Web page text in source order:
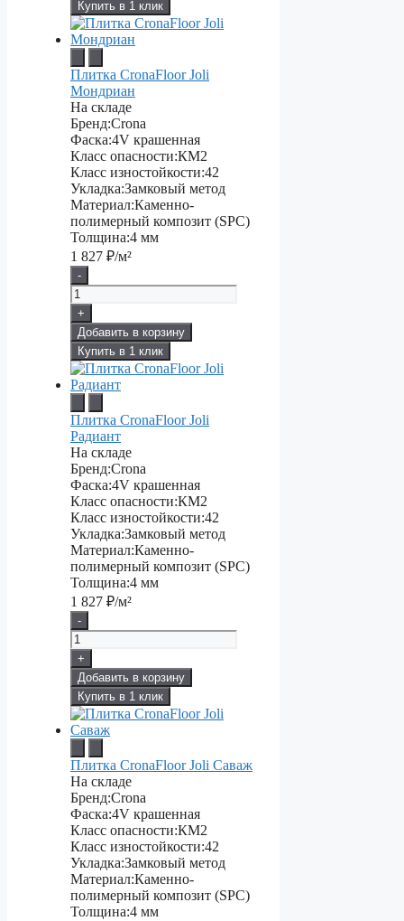
Купить в 1 клик
Плитка CronaFloor Joli
Мондриан
На складе
Бренд:Crona
Фаска:4V крашенная
Класс опасности:КМ2
Класс изностойкости:42
Укладка:Замковый метод
Материал:Каменно-
полимерный композит (SPC)
Толщина:4 мм
1 827 ₽/м²
-
+
Добавить в корзину
Купить в 1 клик
Плитка CronaFloor Joli
Радиант
На складе
Бренд:Crona
Фаска:4V крашенная
Класс опасности:КМ2
Класс изностойкости:42
Укладка:Замковый метод
Материал:Каменно-
полимерный композит (SPC)
Толщина:4 мм
1 827 ₽/м²
-
+
Добавить в корзину
Купить в 1 клик
Плитка CronaFloor Joli Саваж
На складе
Бренд:Crona
Фаска:4V крашенная
Класс опасности:КМ2
Класс изностойкости:42
Укладка:Замковый метод
Материал:Каменно-
полимерный композит (SPC)
Толщина:4 мм